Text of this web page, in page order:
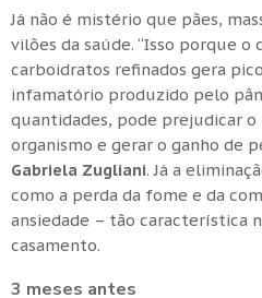
Já não é mistério que pães,
vilões da saúde. “Isso porque o
carboidratos refinados gera
infamatório produzido pelo
quantidades, pode prejudicar
organismo e gerar o ganho de
Gabriela Zugliani. Já a
como a perda da fome e da
ansiedade – tão característica
casamento.
3 meses antes